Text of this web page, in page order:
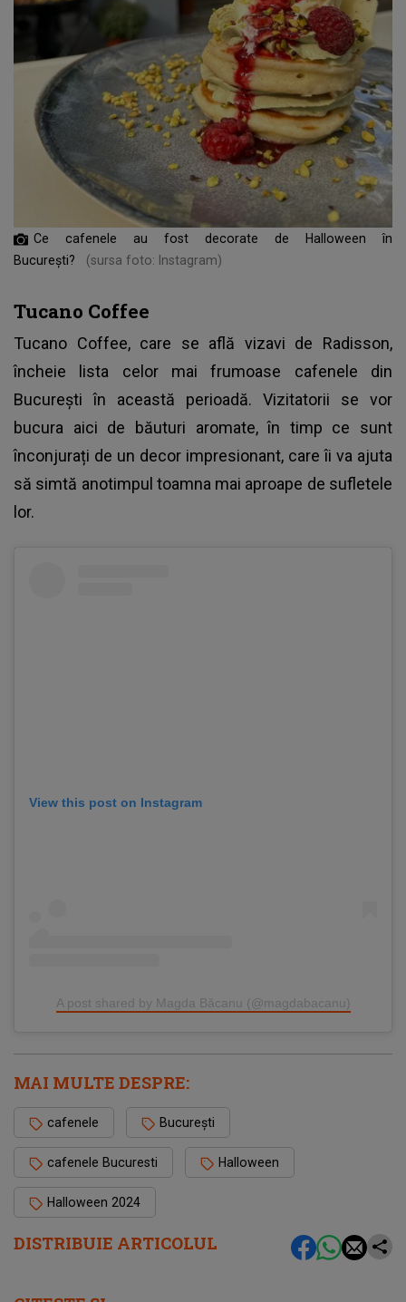
DISTRIBUIE ARTICOLUL
Ce cafenele au fost decorate de Halloween în
București?
(sursa foto: Instagram)
Tucano Coffee
Tucano Coffee, care se află vizavi de Radisson,
încheie lista celor mai frumoase cafenele din
București în această perioadă. Vizitatorii se vor
bucura aici de băuturi aromate, în timp ce sunt
înconjurați de un decor impresionant, care îi va ajuta
să simtă anotimpul toamnamai aproape de sufletele
lor.
View this post on Instagram
A post shared by Magda Băcanu (@magdabacanu)
MAI MULTE DESPRE:
cafenele București
cafenele Bucuresti Halloween
Halloween 2024